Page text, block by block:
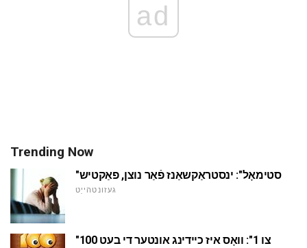
ad
Trending Now
"סטימאָל": ינסטראַקשאַנז פֿאַר נוצן, פאַקטיש
געזונטהייַט
"100 צו 1": וואָס איז כיידינג אונטער די בעט